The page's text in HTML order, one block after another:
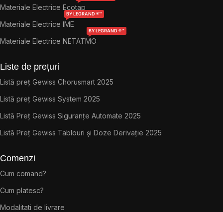
Materiale Electrice Ecotap
Materiale Electrice IME
BY LEGRAND ®™
Materiale Electrice NETATMO
BY LEGRAND ®™
Liste de prețuri
Listă preț Gewiss Chorusmart 2025
Listă preț Gewiss System 2025
Listă Preț Gewiss Siguranțe Automate 2025
Listă Preț Gewiss Tablouri și Doze Derivație 2025
Comenzi
Cum comand?
Cum platesc?
Modalitati de livrare